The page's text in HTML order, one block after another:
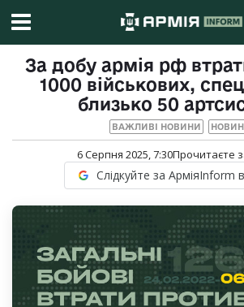
За добу армія рф
1000 військових,
близько 50
ВАЖЛИВІ НОВИНИ
6 Серпня 2025, 7:30Прочитаєте
Слідкуйте за АрміяInform